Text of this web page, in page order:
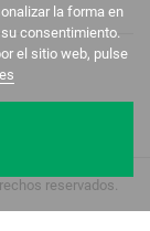
la forma en
consentimiento.
el sitio web, pulse
reservados.